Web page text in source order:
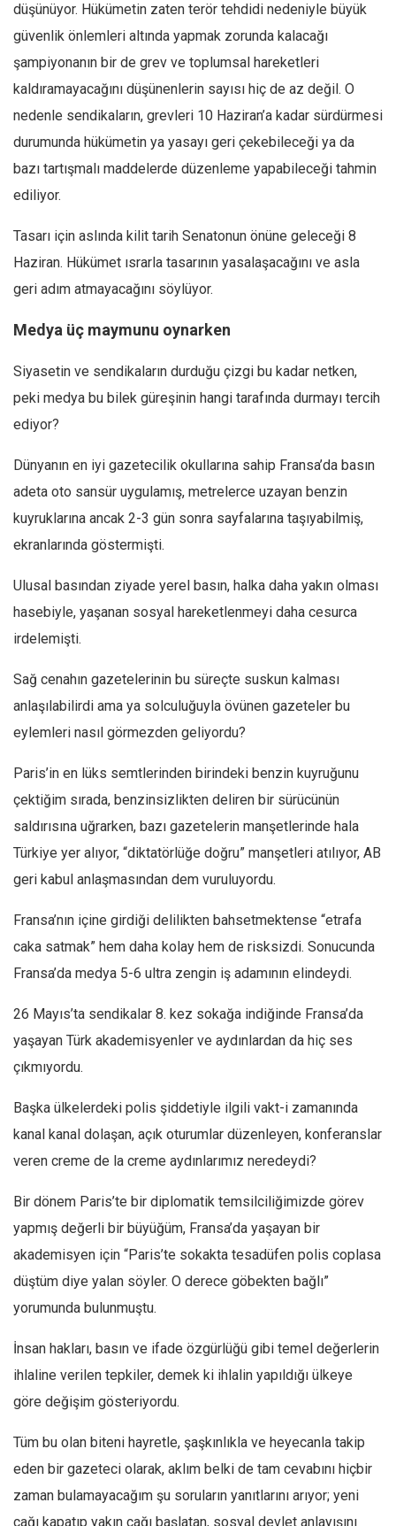
düşünüyor. Hükümetin zaten terör tehdidi nedeniyle büyük
güvenlik önlemleri altında yapmak zorunda kalacağı
şampiyonanın bir de grev ve toplumsal hareketleri
kaldıramayacağını düşünenlerin sayısı hiç de az değil. O
nedenle sendikaların, grevleri 10 Haziran’a kadar sürdürmesi
durumunda hükümetin ya yasayı geri çekebileceği ya da
bazı tartışmalı maddelerde düzenleme yapabileceği tahmin
ediliyor.
Tasarı için aslında kilit tarih Senatonun önüne geleceği 8
Haziran. Hükümet ısrarla tasarının yasalaşacağını ve asla
geri adım atmayacağını söylüyor.
Medya üç maymunu oynarken
Siyasetin ve sendikaların durduğu çizgi bu kadar netken,
peki medya bu bilek güreşinin hangi tarafında durmayı tercih
ediyor?
Dünyanın en iyi gazetecilik okullarına sahip Fransa’da basın
adeta oto sansür uygulamış, metrelerce uzayan benzin
kuyruklarına ancak 2-3 gün sonra sayfalarına taşıyabilmiş,
ekranlarında göstermişti.
Ulusal basından ziyade yerel basın, halka daha yakın olması
hasebiyle, yaşanan sosyal hareketlenmeyi daha cesurca
irdelemişti.
Sağ cenahın gazetelerinin bu süreçte suskun kalması
anlaşılabilirdi ama ya solculuğuyla övünen gazeteler bu
eylemleri nasıl görmezden geliyordu?
Paris’in en lüks semtlerinden birindeki benzin kuyruğunu
çektiğim sırada, benzinsizlikten deliren bir sürücünün
saldırısına uğrarken, bazı gazetelerin manşetlerinde hala
Türkiye yer alıyor, “diktatörlüğe doğru” manşetleri atılıyor, AB
geri kabul anlaşmasından dem vuruluyordu.
Fransa’nın içine girdiği delilikten bahsetmektense “etrafa
caka satmak” hem daha kolay hem de risksizdi. Sonucunda
Fransa’da medya 5-6 ultra zengin iş adamının elindeydi.
26 Mayıs’ta sendikalar 8. kez sokağa indiğinde Fransa’da
yaşayan Türk akademisyenler ve aydınlardan da hiç ses
çıkmıyordu.
Başka ülkelerdeki polis şiddetiyle ilgili vakt-i zamanında
kanal kanal dolaşan, açık oturumlar düzenleyen, konferanslar
veren creme de la creme aydınlarımız neredeydi?
Bir dönem Paris’te bir diplomatik temsilciliğimizde görev
yapmış değerli bir büyüğüm, Fransa’da yaşayan bir
akademisyen için “Paris’te sokakta tesadüfen polis coplasa
düştüm diye yalan söyler. O derece göbekten bağlı”
yorumunda bulunmuştu.
İnsan hakları, basın ve ifade özgürlüğü gibi temel değerlerin
ihlaline verilen tepkiler, demek ki ihlalin yapıldığı ülkeye
göre değişim gösteriyordu.
Tüm bu olan biteni hayretle, şaşkınlıkla ve heyecanla takip
eden bir gazeteci olarak, aklım belki de tam cevabını hiçbir
zaman bulamayacağım şu soruların yanıtlarını arıyor; yeni
çağı kapatıp yakın çağı başlatan, sosyal devlet anlayışını